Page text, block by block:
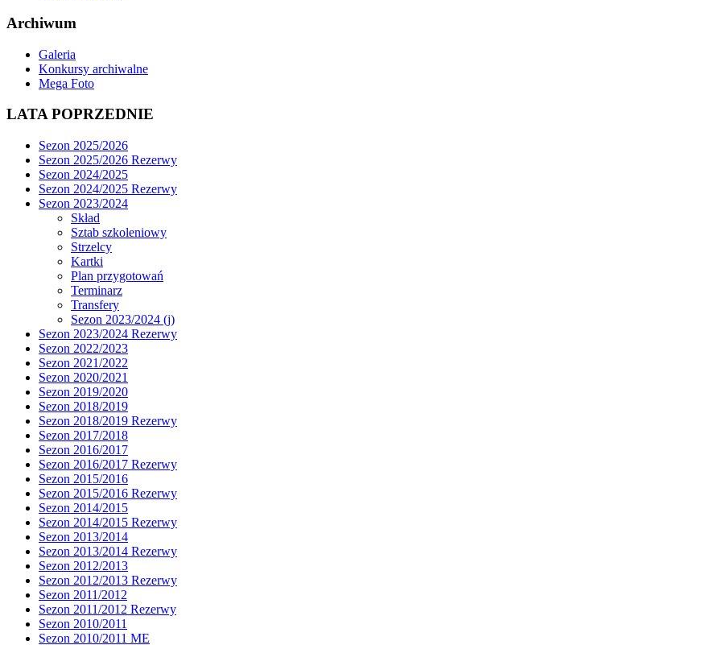
Archiwum
Galeria
Konkursy archiwalne
Mega Foto
LATA POPRZEDNIE
Sezon 2025/2026
Sezon 2025/2026 Rezerwy
Sezon 2024/2025
Sezon 2024/2025 Rezerwy
Sezon 2023/2024
Skład
Sztab szkoleniowy
Strzelcy
Kartki
Plan przygotowań
Terminarz
Transfery
Sezon 2023/2024 (j)
Sezon 2023/2024 Rezerwy
Sezon 2022/2023
Sezon 2021/2022
Sezon 2020/2021
Sezon 2019/2020
Sezon 2018/2019
Sezon 2018/2019 Rezerwy
Sezon 2017/2018
Sezon 2016/2017
Sezon 2016/2017 Rezerwy
Sezon 2015/2016
Sezon 2015/2016 Rezerwy
Sezon 2014/2015
Sezon 2014/2015 Rezerwy
Sezon 2013/2014
Sezon 2013/2014 Rezerwy
Sezon 2012/2013
Sezon 2012/2013 Rezerwy
Sezon 2011/2012
Sezon 2011/2012 Rezerwy
Sezon 2010/2011
Sezon 2010/2011 ME